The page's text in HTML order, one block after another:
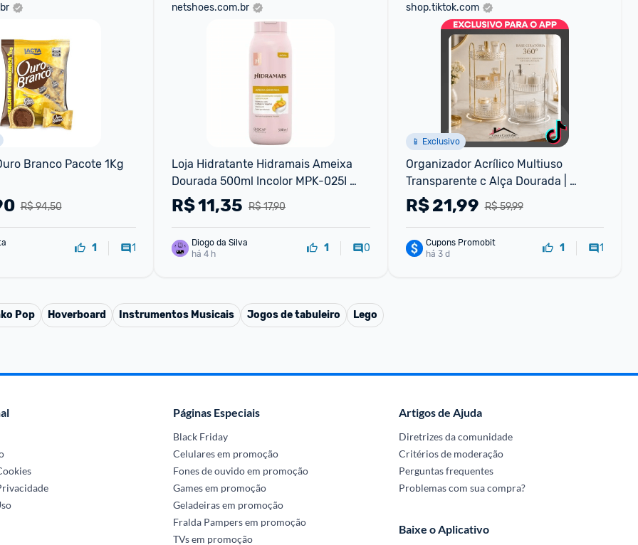
Branco Pacote 1Kg
R$ 94,50
1 1
netshoes.com.br
Loja Hidratante Hidramais Ameixa
Dourada 500ml Incolor MPK-025I
460
R$ 17,90
R$11,35
Diogo da Silva
há 4 h
1 0
shop.tiktok.com
📱 Exclusivo
Organizador Acrílico Multiuso
Transparente c Alça Dourada |
Banheiro Cozinha Gaveta
R$ 59,99
R$21,99
Cupons Promobit
há 3 d
1 1
Pop Hoverboard Instrumentos Musicais Jogos de tabuleiro Lego
Páginas Especiais
Black Friday
Celulares em promoção
Fones de ouvido em promoção
Games em promoção
Geladeiras em promoção
Fralda Pampers em promoção
TVs em promoção
Artigos de Ajuda
Diretrizes da comunidade
Critérios de moderação
Perguntas frequentes
Problemas com sua compra?
Baixe o Aplicativo